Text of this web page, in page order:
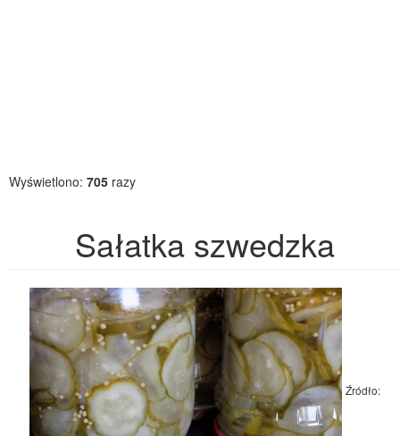
Wyświetlono: 705 razy
Sałatka szwedzka
Źródło: